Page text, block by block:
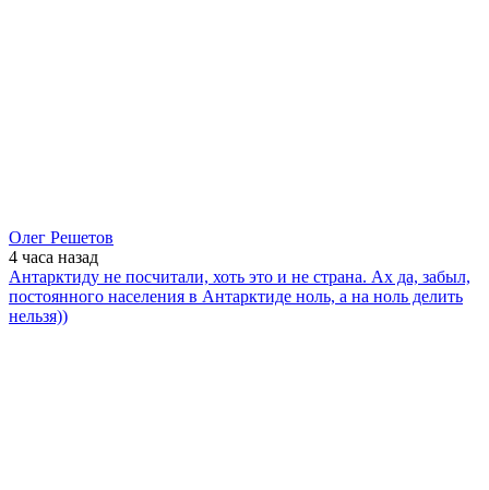
Олег Решетов
4 часа назад
Антарктиду не посчитали, хоть это и не страна. Ах да, забыл,
постоянного населения в Антарктиде ноль, а на ноль делить
нельзя))